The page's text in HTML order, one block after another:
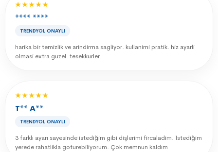
★★★★★
**** ****
TRENDYOL ONAYLI
harika bir temizlik ve arindirma sagliyor. kullanimi pratik. hiz ayarli
olmasi extra guzel. tesekkurler.
★★★★★
T** A**
TRENDYOL ONAYLI
3 farklı ayarı sayesinde istediğim gibi dişlerimi fircaladim. İstediğim
yerede rahatlikla goturebiliyorum. Çok memnun kaldım